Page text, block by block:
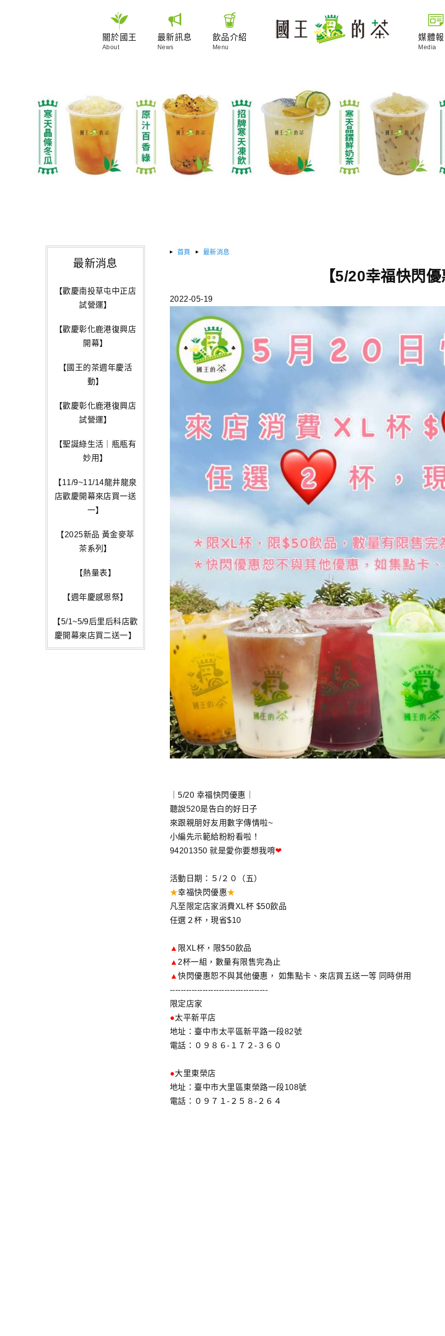
關於國王
About
最新訊息
News
飲品介紹
Menu
媒體
Media
最新消息
【歡慶南投草屯中正店
試營運】
【歡慶彰化鹿港復興店
開幕】
【國王的茶週年慶活
動】
【歡慶彰化鹿港復興店
試營運】
【聖誕綠生活｜瓶瓶有
妙用】
【11/9~11/14龍井龍泉
店歡慶開幕來店買一送
一】
【2025新品 黃金麥萃
茶系列】
【熱量表】
【週年慶感恩祭】
【5/1~5/9后里后科店歡
慶開幕來店買二送一】
首頁 最新消息
【5/20幸福快閃
2022-05-19
｜5/20 幸福快閃優惠｜
聽說520是告白的好日子
來跟親朋好友用數字傳情啦~
小編先示範給粉粉看啦！
94201350 就是愛你要想我唷❤
活動日期：５/２０（五）
★幸福快閃優惠★
凡至限定店家消費XL杯 $50飲品
任選２杯，現省$10
▲ 限XL杯，限$50飲品
▲ 2杯一組，數量有限售完為止
▲快閃優惠恕不與其他優惠， 如集點卡、來店買五送一等 同時併用
------------------------------------
限定店家
●太平新平店
地址：臺中市太平區新平路一段82號
電話：０９８６-１７２-３６０
●大里東榮店
地址：臺中市大里區東榮路一段108號
電話：０９７１-２５８-２６４